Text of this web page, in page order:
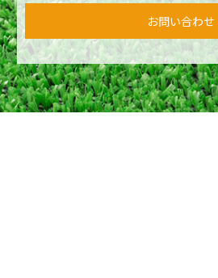
お問い合わせ